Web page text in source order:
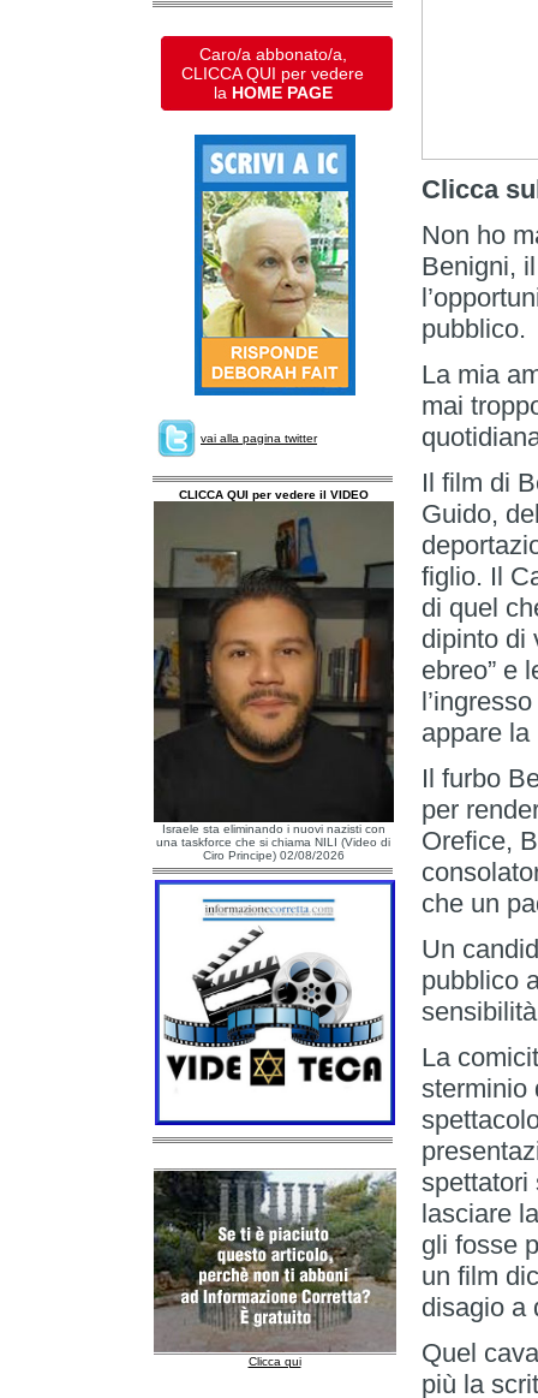
Caro/a abbonato/a,
CLICCA QUI per vedere
la HOME PAGE
vai alla pagina twitter
CLICCA QUI per vedere il VIDEO
Israele sta eliminando i nuovi nazisti con
una taskforce che si chiama NILI (Video di
Ciro Principe) 02/08/2026
Clicca qui
Clicca
Non ho
Benigni,
pubblico.
La mia
mai
Il film di
Guido,
figlio. Il
di quel
dipinto di
ebreo” e
appare
Il furbo
per
Orefice,
che un
Un
pubblico
La
sterminio
spettatori
lasciare
gli fosse
un film
disagio a
Quel
più la